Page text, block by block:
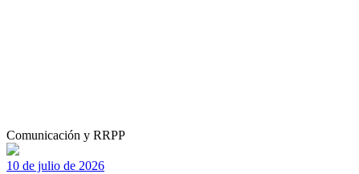
Comunicación y RRPP
10 de julio de 2026